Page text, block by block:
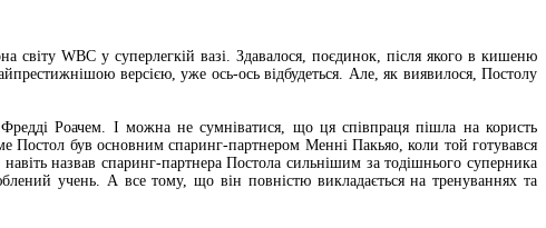
WBC у суперлегкій вазі. Здавалося, поєдинок, після якого в кишеню
версією, уже ось-ось відбудеться. Але, як виявилося, Постолу
Роачем. І можна не сумніватися, що ця співпраця пішла на користь
Постол був основним спаринг-партнером Менні Пакьяо, коли той готувався
назвав спаринг-партнера Постола сильнішим за тодішнього суперника
учень. А все тому, що він повністю викладається на тренуваннях та